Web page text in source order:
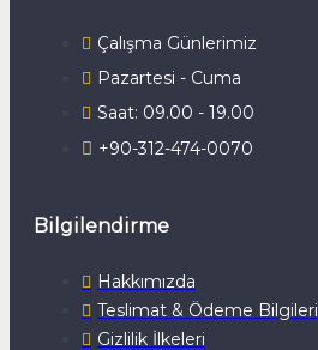
Çalışma Günlerimiz
Pazartesi - Cuma
Saat: 09.00 - 19.00
+90-312-474-0070
Bilgilendirme
Hakkımızda
Teslimat & Ödeme Bilgileri
Gizlilik İlkeleri